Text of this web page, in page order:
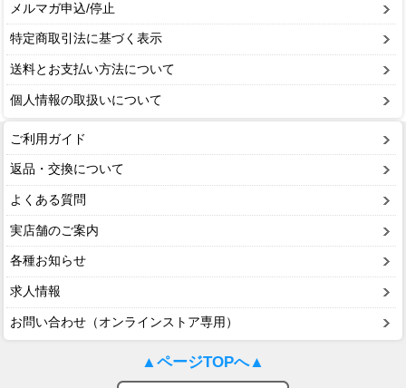
メルマガ申込/停止
特定商取引法に基づく表示
送料とお支払い方法について
個人情報の取扱いについて
ご利用ガイド
返品・交換について
よくある質問
実店舗のご案内
各種お知らせ
求人情報
お問い合わせ（オンラインストア専用）
▲ページTOPへ▲